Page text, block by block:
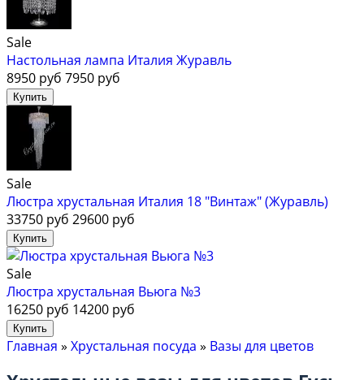
Sale
Настольная лампа Италия Журавль
8950 руб 7950 руб
Sale
Люстра хрустальная Италия 18 "Винтаж" (Журавль)
33750 руб 29600 руб
Sale
Люстра хрустальная Вьюга №3
16250 руб 14200 руб
Главная » Хрустальная посуда » Вазы для цветов